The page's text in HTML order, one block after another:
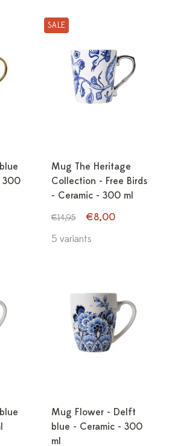
300
SALE
Mug The Heritage
Collection - Free Birds
- Ceramic - 300 ml
€14,95
€8,00
5 variants
Mug Flower - Delft
blue - Ceramic - 300
ml